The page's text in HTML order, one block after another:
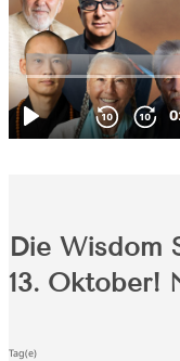
Die Wisdom
13. Oktober!
Tag(e)